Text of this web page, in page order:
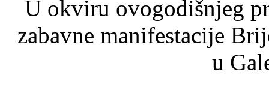
U okviru ovogodišnjeg
zabavne manifestacije
u